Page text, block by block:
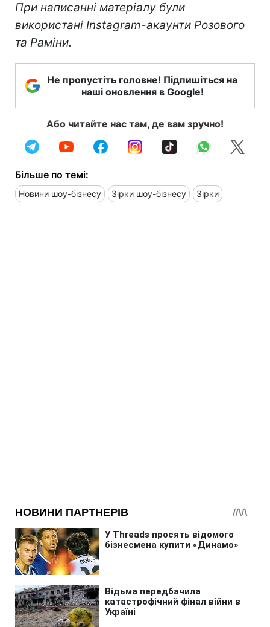
При написанні матеріалу були
використані Instagram-акаунти Розового
та Раміни.
Не пропустіть головне! Підпишіться на
наші оновлення в Google!
Або читайте нас там, де вам зручно!
Більше по темі:
Новини шоу-бізнесу Зірки шоу-бізнесу Зірки